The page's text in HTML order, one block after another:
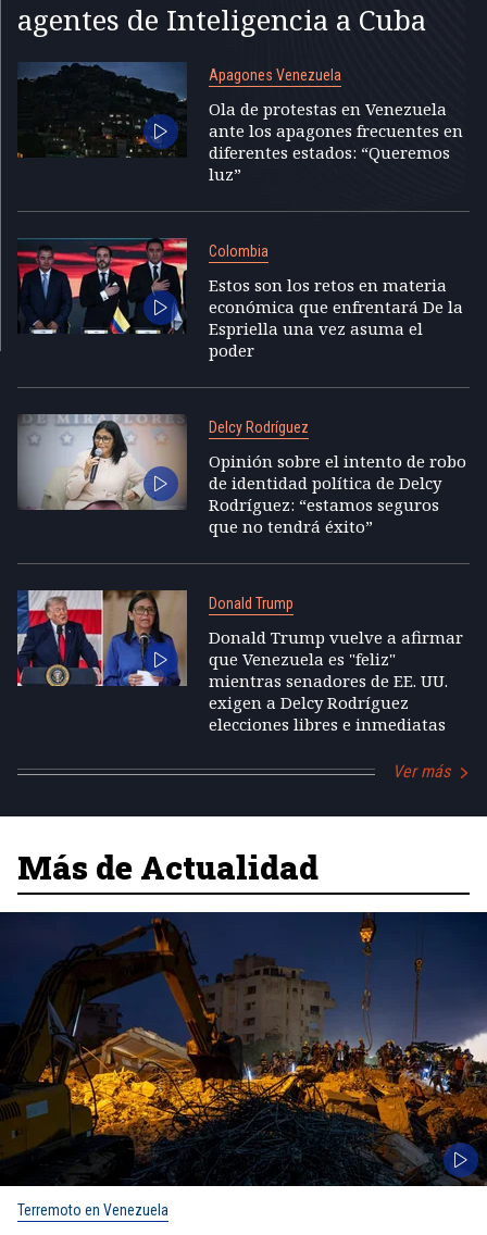
agentes de Inteligencia a Cuba
Apagones Venezuela
Ola de protestas en Venezuela
ante los apagones frecuentes en
diferentes estados: “Queremos
luz”
Colombia
Estos son los retos en materia
económica que enfrentará De la
Espriella una vez asuma el
poder
Delcy Rodríguez
Opinión sobre el intento de robo
de identidad política de Delcy
Rodríguez: “estamos seguros
que no tendrá éxito”
Donald Trump
Donald Trump vuelve a afirmar
que Venezuela es "feliz"
mientras senadores de EE. UU.
exigen a Delcy Rodríguez
elecciones libres e inmediatas
Ver más
Más de Actualidad
Terremoto en Venezuela